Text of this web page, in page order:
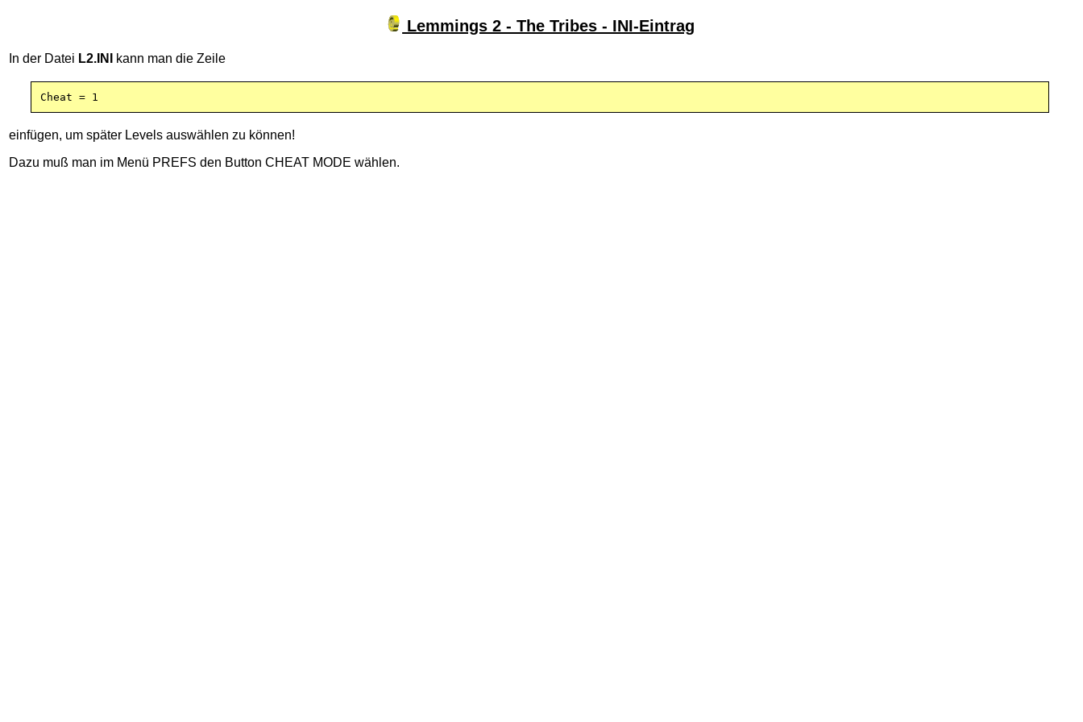
Lemmings 2 - The Tribes - INI-Eintrag
In der Datei L2.INI kann man die Zeile
Cheat = 1
einfügen, um später Levels auswählen zu können!
Dazu muß man im Menü PREFS den Button CHEAT MODE wählen.